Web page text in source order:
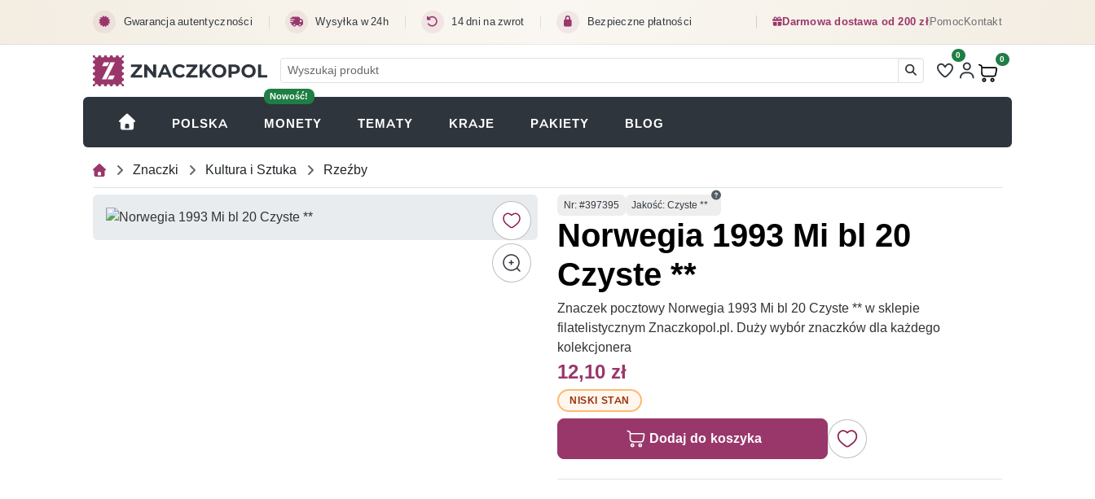
Gwarancja autentyczności Wysyłka w 24h 14 dni na zwrot Bezpieczne płatności Darmowa dostawa od 200 złPomocKontakt
Liczba pozycji na liście
0
Produkty w koszyku:
0
POLSKA
Nowość!
MONETY (OTWIERA SIĘ W NOWEJ KARCIE)
TEMATY KRAJE PAKIETY BLOG
Znaczki Kultura i Sztuka Rzeźby
Numer
Nr: #397395 Jakość: Czyste **
Norwegia 1993 Mi bl 20
Czyste **
Znaczek pocztowy Norwegia 1993 Mi bl 20 Czyste ** w sklepie
filatelistycznym Znaczkopol.pl. Duży wybór znaczków dla każdego
kolekcjonera
12,10 zł
NISKI STAN
Dodaj do koszyka